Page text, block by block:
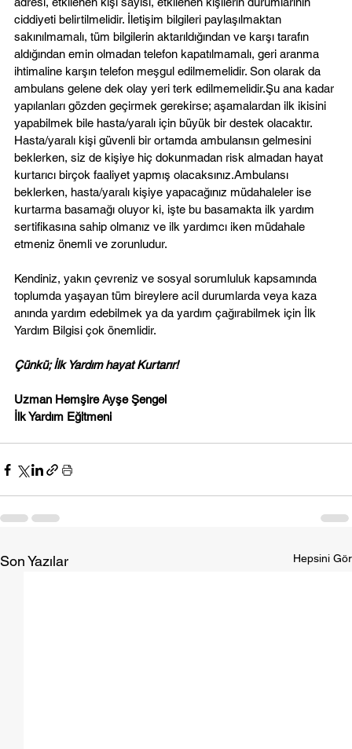
ciddiyeti belirtilmelidir. İletişim bilgileri paylaşılmaktan
sakınılmamalı, tüm bilgilerin aktarıldığından ve karşı tarafın
aldığından emin olmadan telefon kapatılmamalı, geri aranma
ihtimaline karşın telefon meşgul edilmemelidir. Son olarak da
ambulans gelene dek olay yeri terk edilmemelidir.Şu ana kadar
yapılanları gözden geçirmek gerekirse; aşamalardan ilk ikisini
yapabilmek bile hasta/yaralı için büyük bir destek olacaktır.
Hasta/yaralı kişi güvenli bir ortamda ambulansın gelmesini
beklerken, siz de kişiye hiç dokunmadan risk almadan hayat
kurtarıcı birçok faaliyet yapmış olacaksınız.Ambulansı
beklerken, hasta/yaralı kişiye yapacağınız müdahaleler ise
kurtarma basamağı oluyor ki, işte bu basamakta ilk yardım
sertifikasına sahip olmanız ve ilk yardımcı iken müdahale
etmeniz önemli ve zorunludur.
Kendiniz, yakın çevreniz ve sosyal sorumluluk kapsamında
toplumda yaşayan tüm bireylere acil durumlarda veya kaza
anında yardım edebilmek ya da yardım çağırabilmek için İlk
Yardım Bilgisi çok önemlidir.
Çünkü; İlk Yardım hayat Kurtarır!
Uzman Hemşire Ayşe Şengel
İlk Yardım Eğitmeni
Son Yazılar Hepsini Gör